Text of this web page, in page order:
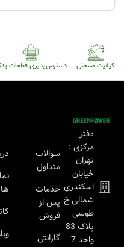
کیفیت صنعتی دسترس‌پذیری قطعات
دفتر
مرکزی :
تهران
خیابان
اسکندری
شمالی خ
طوسی
پلاک 83
واحد 7
سوالات
متداول
خدمات
پس از
فروش
گارانتی
ها